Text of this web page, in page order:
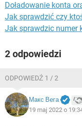
Doładowanie konta
Jak sprawdzić czy
Jak sprawdzic numer
2 odpowiedzi
ODPOWIEDŹ 1 / 2
Макс Вега
19 maj 2022 o